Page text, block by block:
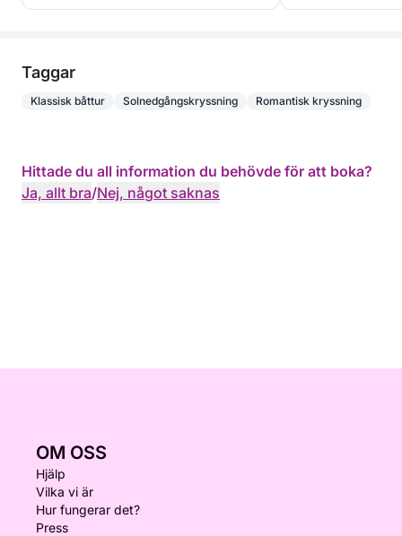
Taggar
Klassisk båttur Solnedgångskryssning Romantisk kryssning
Hittade du all information du behövde för att boka?
Ja, allt bra/Nej, något saknas
OM OSS
Hjälp
Vilka vi är
Hur fungerar det?
Press